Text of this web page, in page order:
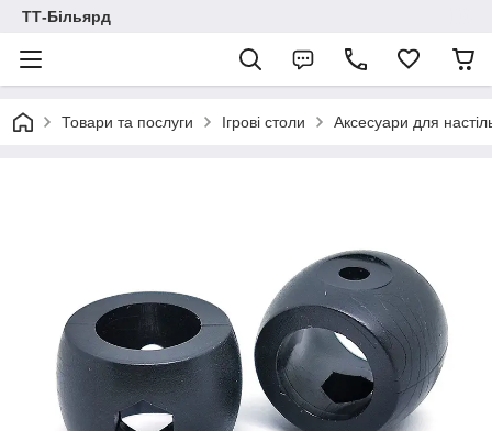
ТТ-Більярд
Товари та послуги Ігрові столи Аксесуари для